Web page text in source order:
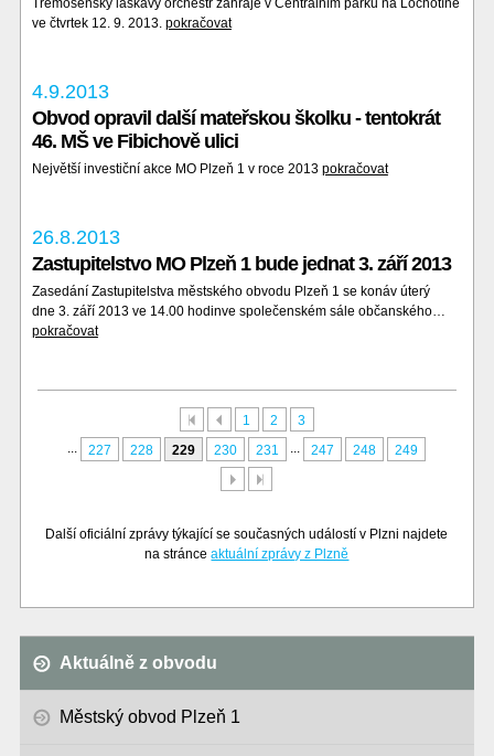
Třemošenský laskavý orchestr zahraje v Centrálním parku na Lochotíně
ve čtvrtek 12. 9. 2013. pokračovat
4.9.2013
Obvod opravil další mateřskou školku - tentokrát
46. MŠ ve Fibichově ulici
Největší investiční akce MO Plzeň 1 v roce 2013 pokračovat
26.8.2013
Zastupitelstvo MO Plzeň 1 bude jednat 3. září 2013
Zasedání Zastupitelstva městského obvodu Plzeň 1 se konáv úterý
dne 3. září 2013 ve 14.00 hodinve společenském sále občanského…
pokračovat
PrvníPředchozí
1 2
3
...
227 228 229 230 231 ... 247 248
249
DalšíPoslední
Další oficiální zprávy týkající se současných událostí v Plzni najdete
na stránceaktuální zprávy z Plzně
Aktuálně z obvodu
Městský obvod Plzeň 1